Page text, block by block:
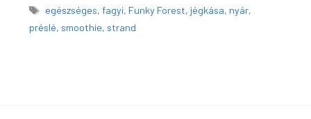
Címkék
egészséges,fagyi, Funky Forest, jégkása, nyár,
préslé, smoothie, strand